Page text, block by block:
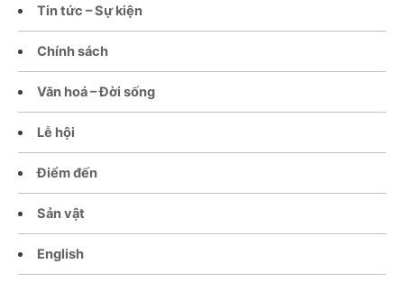
Tin tức – Sự kiện
Chính sách
Văn hoá – Đời sống
Lễ hội
Điểm đến
Sản vật
English